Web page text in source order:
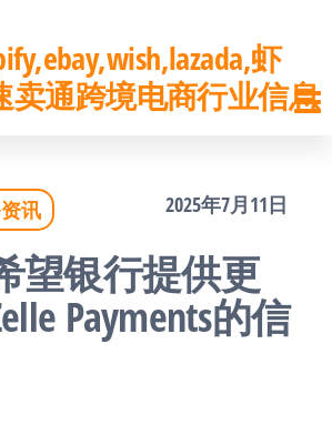
虾
卖通跨境电商行业信息
讯 2025年7月11日
望银行提供更
Payments的信